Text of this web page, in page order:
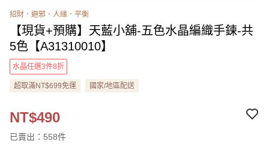
招財．避邪．人緣．平衡
【現貨+預購】天藍小舖-五色水晶編織手鍊-共
5色【A31310010】
水晶任選3件8折
超取滿NT$699免運 國家/地區配送
NT$490
已賣出：558件